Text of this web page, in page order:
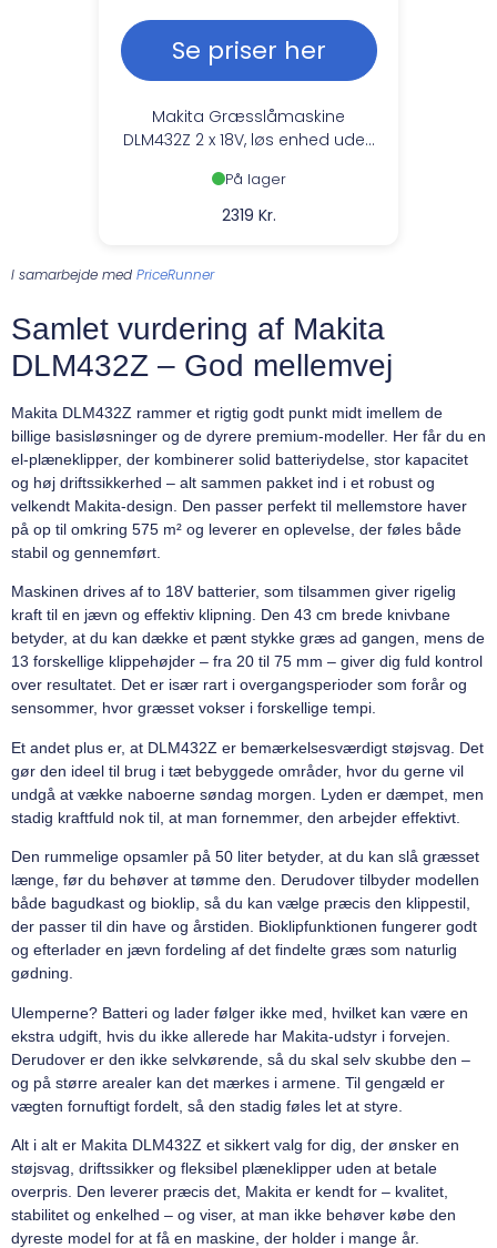
Se priser her
Makita Græsslåmaskine
DLM432Z 2 x 18V, løs enhed uden
På lager
2319 Kr.
I samarbejde med PriceRunner
Samlet vurdering af Makita
DLM432Z – God mellemvej
Makita DLM432Z rammer et rigtig godt punkt midt imellem de
billige basisløsninger og de dyrere premium-modeller. Her får du en
el-plæneklipper, der kombinerer solid batteriydelse, stor kapacitet
og høj driftssikkerhed – alt sammen pakket ind i et robust og
velkendt Makita-design. Den passer perfekt til mellemstore haver
på op til omkring 575 m² og leverer en oplevelse, der føles både
stabil og gennemført.
Maskinen drives af to 18V batterier, som tilsammen giver rigelig
kraft til en jævn og effektiv klipning. Den 43 cm brede knivbane
betyder, at du kan dække et pænt stykke græs ad gangen, mens de
13 forskellige klippehøjder – fra 20 til 75 mm – giver dig fuld kontrol
over resultatet. Det er især rart i overgangsperioder som forår og
sensommer, hvor græsset vokser i forskellige tempi.
Et andet plus er, at DLM432Z er bemærkelsesværdigt støjsvag. Det
gør den ideel til brug i tæt bebyggede områder, hvor du gerne vil
undgå at vække naboerne søndag morgen. Lyden er dæmpet, men
stadig kraftfuld nok til, at man fornemmer, den arbejder effektivt.
Den rummelige opsamler på 50 liter betyder, at du kan slå græsset
længe, før du behøver at tømme den. Derudover tilbyder modellen
både bagudkast og bioklip, så du kan vælge præcis den klippestil,
der passer til din have og årstiden. Bioklipfunktionen fungerer godt
og efterlader en jævn fordeling af det findelte græs som naturlig
gødning.
Ulemperne? Batteri og lader følger ikke med, hvilket kan være en
ekstra udgift, hvis du ikke allerede har Makita-udstyr i forvejen.
Derudover er den ikke selvkørende, så du skal selv skubbe den –
og på større arealer kan det mærkes i armene. Til gengæld er
vægten fornuftigt fordelt, så den stadig føles let at styre.
Alt i alt er Makita DLM432Z et sikkert valg for dig, der ønsker en
støjsvag, driftssikker og fleksibel plæneklipper uden at betale
overpris. Den leverer præcis det, Makita er kendt for – kvalitet,
stabilitet og enkelhed – og viser, at man ikke behøver købe den
dyreste model for at få en maskine, der holder i mange år.